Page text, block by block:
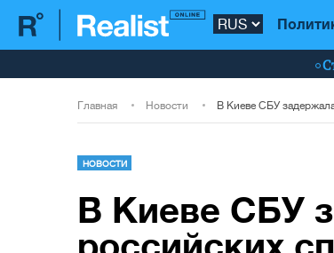
Главная Новости
НОВОСТИ
В Киеве СБУ